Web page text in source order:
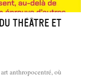
théâtre et
anthropocentré, où